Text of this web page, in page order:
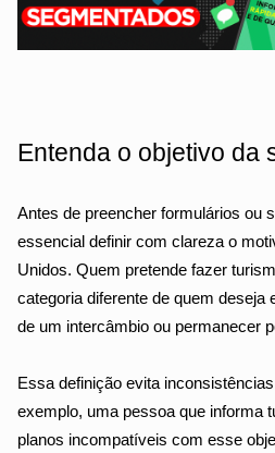
Entenda o objetivo da
Antes de preencher formulários ou
essencial definir com clareza o
Unidos. Quem pretende fazer
categoria diferente de quem deseja
de um intercâmbio ou permanecer
Essa definição evita
exemplo, uma pessoa que informa
planos incompatíveis com esse